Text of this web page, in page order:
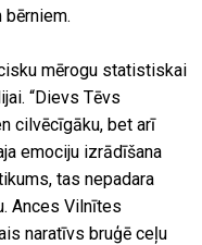
mērogu statistiskai
“Dievs Tēvs
cilvēcīgāku, bet arī
emociju izrādīšana
tas nepadara
Ances Vilnītes
naratīvs bruģē ceļu